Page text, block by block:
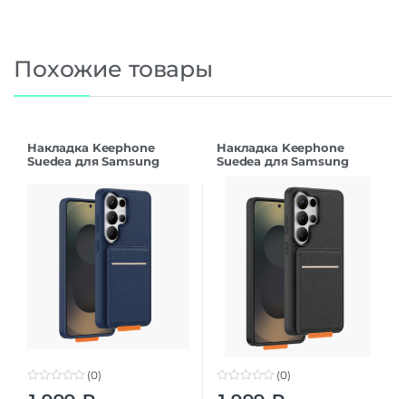
Похожие товары
Накладка Keephone
Suedea для Samsung
(0)
Накладка Keephone
Suedea для Samsung
(0)